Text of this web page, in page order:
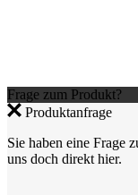
Frage zum Produkt?
Produktanfrage
Sie haben eine Frage
uns doch direkt hier.